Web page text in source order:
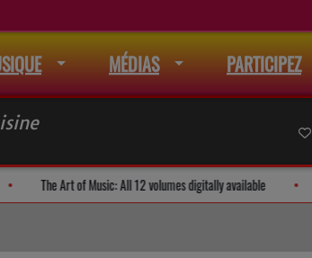
MÉDIAS PARTICIPEZ
de mail The Art of Music: All 12 volumes digitally